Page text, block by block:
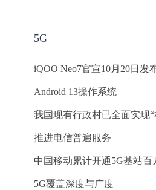
5G
iQOO Neo7官宣10月20日发
Android 13操作系统
我国现有行政村已全面实现
推进电信普遍服务
中国移动累计开通5G基站百
5G覆盖深度与广度